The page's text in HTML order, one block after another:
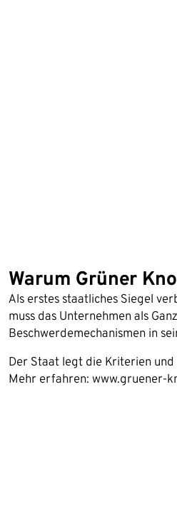
Warum Grüner
Als erstes staatliches Siegel
muss das Unternehmen als
Beschwerdemechanismen in
Der Staat legt die Kriterien
Mehr erfahren: www.gruener-